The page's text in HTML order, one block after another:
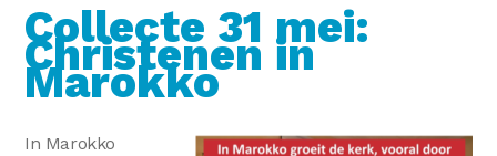
Collecte 31 mei:
Christenen in
Marokko
In Marokko